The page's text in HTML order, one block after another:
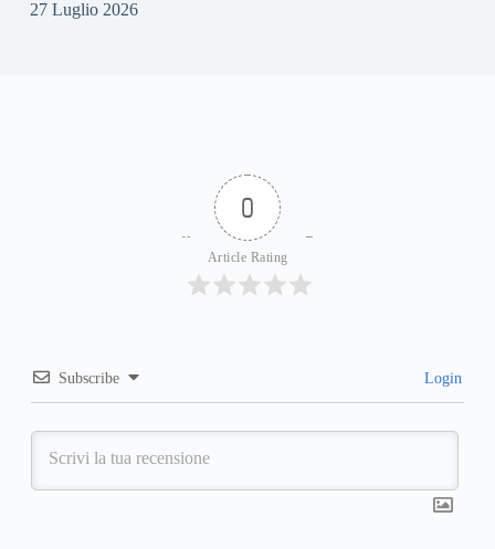
27 Luglio 2026
0
Article Rating
Subscribe Login